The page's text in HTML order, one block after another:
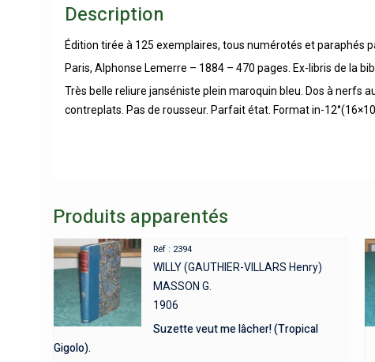
Description
Édition tirée à 125 exemplaires, tous numérotés et paraphés
Paris, Alphonse Lemerre – 1884 – 470 pages. Ex-libris de la
Très belle reliure janséniste plein maroquin bleu. Dos à nerfs
contreplats. Pas de rousseur. Parfait état. Format in-
Produits apparentés
Réf : 2394
WILLY (GAUTHIER-VILLARS Henry)
MASSON G.
1906
Suzette veut me lâcher! (Tropical
Gigolo).